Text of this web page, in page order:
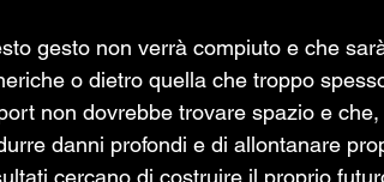
gesto non verrà compiuto e che
o dietro quella che troppo
non dovrebbe trovare spazio e
danni profondi e di allontanare
cercano di costruire il proprio